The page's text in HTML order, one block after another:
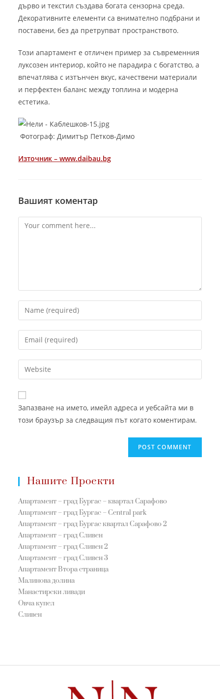
дърво и текстил създава богата сензорна среда.
Декоративните елементи са внимателно подбрани и
поставени, без да претрупват пространството.
Този апартамент е отличен пример за съвременния
луксозен интериор, който не парадира с богатство, а
впечатлява с изтънчен вкус, качествени материали
и перфектен баланс между топлина и модерна
естетика.
Фотограф: Димитър Петков-Димо
Източник – www.daibau.bg
Вашият коментар
Запазване на името, имейл адреса и уебсайта ми в
този браузър за следващия път когато коментирам.
Нашите Проекти
Апартамент – град Бургас – квартал Сарафово
Апартамент – град Бургас – Central park
Апартамент – град Бургас квартал Сарафово 2
Апартамент – град Сливен
Апартамент – град Сливен 2
Апартамент – град Сливен 3
Апартамент Втора страница
Малинова долина
Манастирски ливади
Овча купел
Сливен